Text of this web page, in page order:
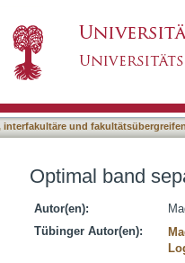
interfakultäre und
Optimal band
Autor(en):
Tübinger Autor(en):